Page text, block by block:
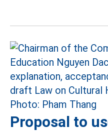
Proposal to